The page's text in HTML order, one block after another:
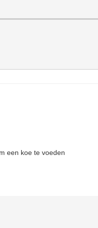
een koe te voeden